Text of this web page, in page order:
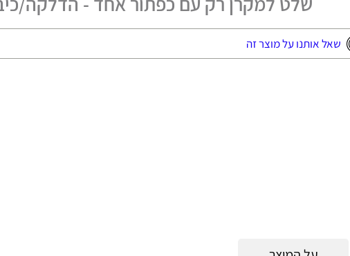
שאל אותנו על מוצר זה